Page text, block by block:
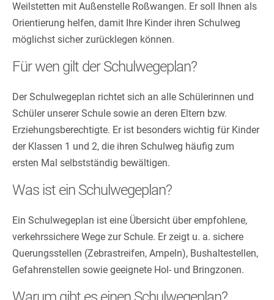
Weilstetten mit Außenstelle Roßwangen. Er soll Ihnen als
Orientierung helfen, damit Ihre Kinder ihren Schulweg
möglichst sicher zurücklegen können.
Für wen gilt der Schulwegeplan?
Der Schulwegeplan richtet sich an alle Schülerinnen und
Schüler unserer Schule sowie an deren Eltern bzw.
Erziehungsberechtigte. Er ist besonders wichtig für Kinder
der Klassen 1 und 2, die ihren Schulweg häufig zum
ersten Mal selbstständig bewältigen.
Was ist ein Schulwegeplan?
Ein Schulwegeplan ist eine Übersicht über empfohlene,
verkehrssichere Wege zur Schule. Er zeigt u. a. sichere
Querungsstellen (Zebrastreifen, Ampeln), Bushaltestellen,
Gefahrenstellen sowie geeignete Hol- und Bringzonen.